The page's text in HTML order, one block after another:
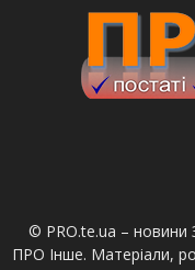
© PRO.te.ua – новини
ПРО Інше. Матеріали,